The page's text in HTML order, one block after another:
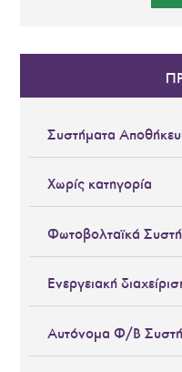
Συστήματα
Χωρίς κατηγορία
Φωτοβολταϊκά
Ενεργειακή
Αυτόνομα Φ/Β